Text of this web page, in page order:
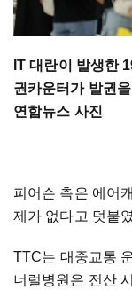
IT 대란이 발생한
권카운터가 발권
연합뉴스 사진
피어슨 측은 에어
제가 없다고 덧붙
TTC는 대중교통
너럴병원은 전산